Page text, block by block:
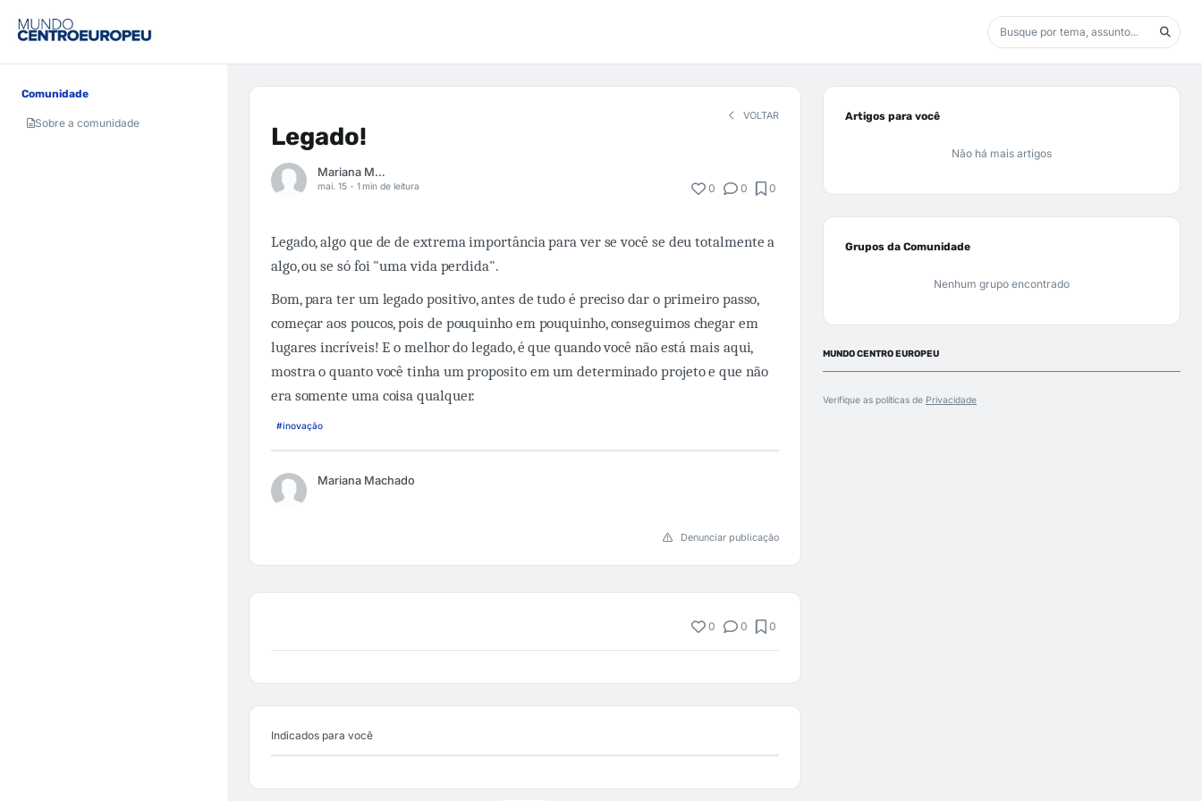
Comunidade
Sobre a comunidade
VOLTAR
Legado!
Mariana Machado
mai. 15 - 1 min de leitura 0 0 0
Legado, algo que de de extrema importância para ver se você se deu totalmente a
algo, ou se só foi "uma vida perdida".
Bom, para ter um legado positivo, antes de tudo é preciso dar o primeiro passo,
começar aos poucos, pois de pouquinho em pouquinho, conseguimos chegar em
lugares incríveis! E o melhor do legado, é que quando você não está mais aqui,
mostra o quanto você tinha um proposito em um determinado projeto e que não
era somente uma coisa qualquer.
#inovação
Mariana Machado
Denunciar publicação
0 0 0
Indicados para você
Artigos para você
Não há mais artigos
Grupos da Comunidade
Nenhum grupo encontrado
MUNDO CENTRO EUROPEU
Verifique as políticas de Privacidade